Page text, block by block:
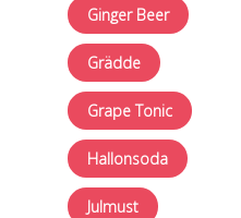
Ginger Beer
Grädde
Grape Tonic
Hallonsoda
Julmust